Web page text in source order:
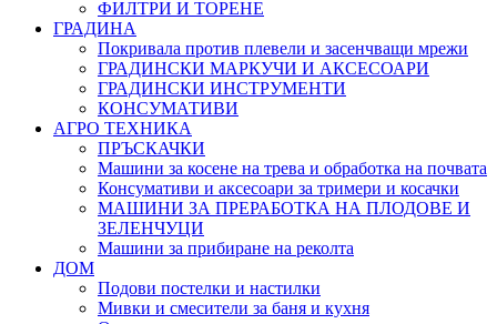
ФИЛТРИ И ТОРЕНЕ
ГРАДИНА
Покривала против плевели и засенчващи мрежи
ГРАДИНСКИ МАРКУЧИ И АКСЕСОАРИ
ГРАДИНСКИ ИНСТРУМЕНТИ
КОНСУМАТИВИ
АГРО ТЕХНИКА
ПРЪСКАЧКИ
Машини за косене на трева и обработка на почвата
Консумативи и аксесоари за тримери и косачки
МАШИНИ ЗА ПРЕРАБОТКА НА ПЛОДОВЕ И
ЗЕЛЕНЧУЦИ
Машини за прибиране на реколта
ДОМ
Подови постелки и настилки
Мивки и смесители за баня и кухня